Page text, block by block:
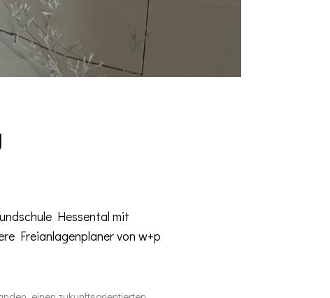
Hessental mit
Freianlagenplaner von w+p